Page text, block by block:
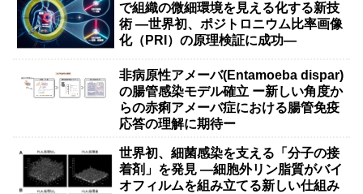
で組織の微細環境を見える化する新技
術 ―世界初、ポジトロニウム比率画像
化（PRI）の原理検証に成功―
非病原性アメーバ(Entamoeba dispar)
の腸管感染モデル確立 ー新しい角度か
らの赤痢アメーバ症における腸管免疫
応答の理解に期待ー
世界初、細菌感染を支える「分子の接
着剤」を発見 ―細胞外リン脂質がバイ
オフィルムを組み立てる新しい仕組み